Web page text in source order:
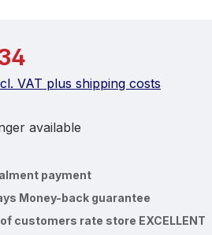
VAT plus shipping costs
available
payment
Money-back guarantee
of customers rate store EXCELLENT